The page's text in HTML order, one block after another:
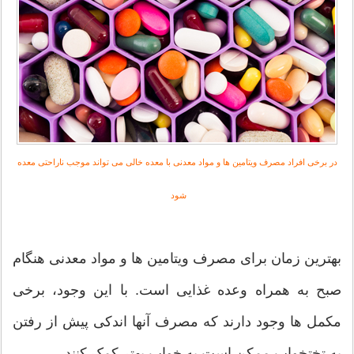
در برخی افراد مصرف ویتامین ها و مواد معدنی با معده خالی می تواند موجب ناراحتی معده
شود
بهترین زمان برای مصرف ویتامین ها و مواد معدنی هنگام
صبح به همراه وعده غذایی است. با این وجود، برخی
مکمل ها وجود دارند که مصرف آنها اندکی پیش از رفتن